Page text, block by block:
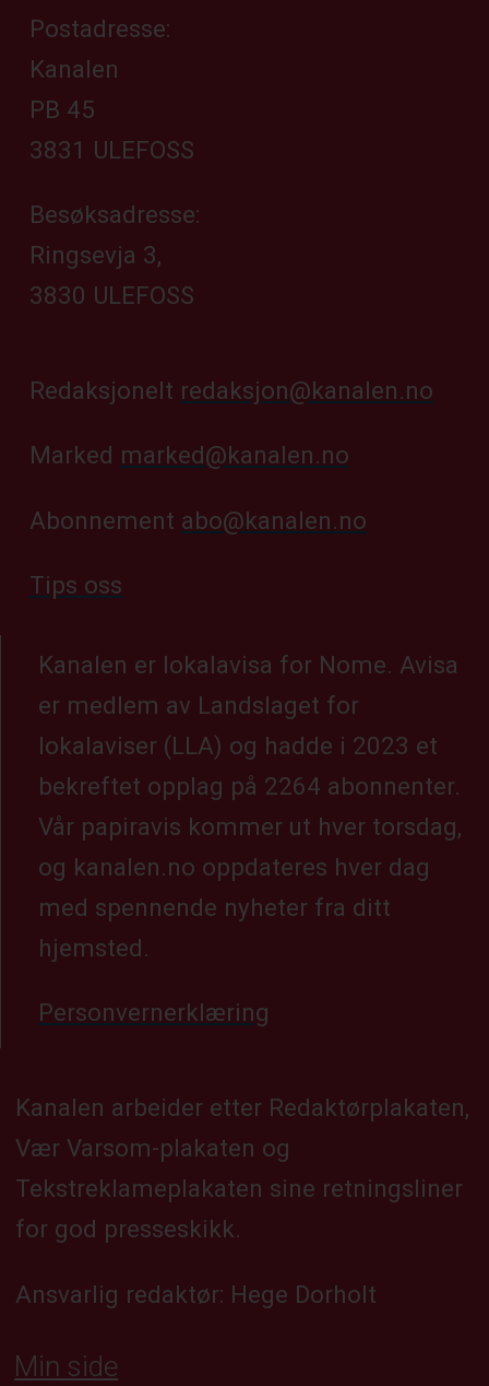
Postadresse:
Kanalen
PB 45
3831 ULEFOSS
Besøksadresse:
Ringsevja 3,
3830 ULEFOSS
Redaksjonelt redaksjon@kanalen.no
Marked marked@kanalen.no
Abonnement abo@kanalen.no
Tips oss
Kanalen er lokalavisa for Nome. Avisa
er medlem av Landslaget for
lokalaviser (LLA) og hadde i 2023 et
bekreftet opplag på 2264 abonnenter.
Vår papiravis kommer ut hver torsdag,
og kanalen.no oppdateres hver dag
med spennende nyheter fra ditt
hjemsted.
Personvernerklæring
Kanalen arbeider etter Redaktørplakaten,
Vær Varsom-plakaten og
Tekstreklameplakaten sine retningsliner
for god presseskikk.
Ansvarlig redaktør: Hege Dorholt
Min side